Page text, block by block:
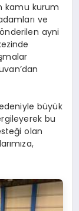
kamu kurum
ve
ayni
büyük
bu
olan